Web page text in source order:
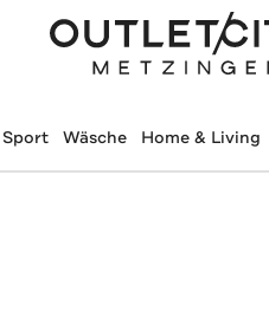
Sport Wäsche Home & Living